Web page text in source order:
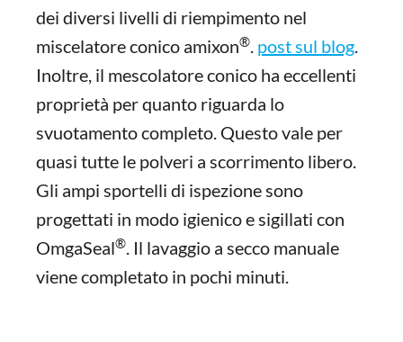
dei diversi livelli di riempimento nel
miscelatore conico amixon®. post sul blog.
Inoltre, il mescolatore conico ha eccellenti
proprietà per quanto riguarda lo
svuotamento completo. Questo vale per
quasi tutte le polveri a scorrimento libero.
Gli ampi sportelli di ispezione sono
progettati in modo igienico e sigillati con
OmgaSeal®. Il lavaggio a secco manuale
viene completato in pochi minuti.